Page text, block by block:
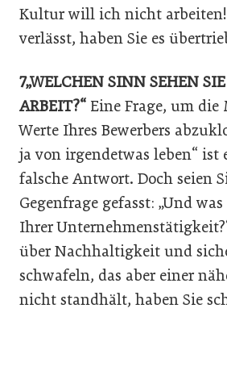
Kultur will ich nicht
verlässt, haben Sie es
7„WELCHEN SINN SEHEN
ARBEIT?“ Eine Frage, um
Werte Ihres Bewerbers
ja von irgendetwas leben“ ist
falsche Antwort. Doch seien
Gegenfrage gefasst: „Und
Ihrer
über Nachhaltigkeit und
schwafeln, das aber einer
nicht standhält, haben Sie